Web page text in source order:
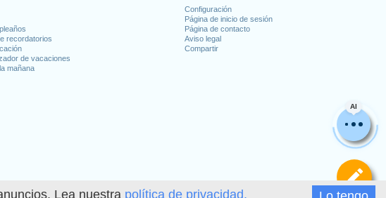
Lea nuestra política de privacidad.
recordatorios
de vacaciones
mañana
Configuración
Página de inicio de sesión
Página de contacto
Aviso legal
Compartir
AI